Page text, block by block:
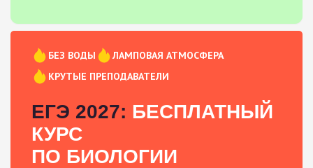
БЕЗ ВОДЫ
ЛАМПОВАЯ АТМОСФЕРА
КРУТЫЕ ПРЕПОДАВАТЕЛИ
ЕГЭ 2027: БЕСПЛАТНЫЙ
КУРС
ПО БИОЛОГИИ